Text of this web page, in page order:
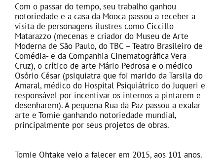
Com o passar do tempo, seu trabalho ganhou
notoriedade e a casa da Mooca passou a receber a
visita de personagens ilustres como Ciccillo
Matarazzo (mecenas e criador do Museu de Arte
Moderna de São Paulo, do TBC – Teatro Brasileiro de
Comédia- e da Companhia Cinematográfica Vera
Cruz), o crítico de arte Mário Pedrosa e o médico
Osório César (psiquiatra que foi marido da Tarsila do
Amaral, médico do Hospital Psiquiátrico do Juqueri e
responsável por incentivar os internos a pintarem e
desenharem). A pequena Rua da Paz passou a exalar
arte e Tomie ganhando notoriedade mundial,
principalmente por seus projetos de obras.
Tomie Ohtake veio a falecer em 2015, aos 101 anos.